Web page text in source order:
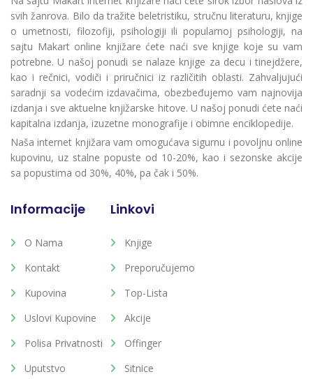
svih žanrova. Bilo da tražite beletristiku, stručnu literaturu, knjige
o umetnosti, filozofiji, psihologiji ili popularnoj psihologiji, na
sajtu Makart online knjižare ćete naći sve knjige koje su vam
potrebne. U našoj ponudi se nalaze knjige za decu i tinejdžere,
kao i rečnici, vodiči i priručnici iz različitih oblasti. Zahvaljujući
saradnji sa vodećim izdavačima, obezbeđujemo vam najnovija
izdanja i sve aktuelne knjižarske hitove. U našoj ponudi ćete naći
kapitalna izdanja, izuzetne monografije i obimne enciklopedije.
Naša internet knjižara vam omogućava sigurnu i povoljnu online
kupovinu, uz stalne popuste od 10-20%, kao i sezonske akcije
sa popustima od 30%, 40%, pa čak i 50%.
Informacije
O Nama
Kontakt
Kupovina
Uslovi Kupovine
Polisa Privatnosti
Uputstvo
Linkovi
Knjige
Preporučujemo
Top-Lista
Akcije
Offinger
Sitnice